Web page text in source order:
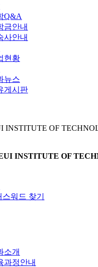
Q&A
금안내
사안내
현황
뉴스
게시판
INSTITUTE OF
INSTITUTE OF
스워드 찾기
소개
과정안내